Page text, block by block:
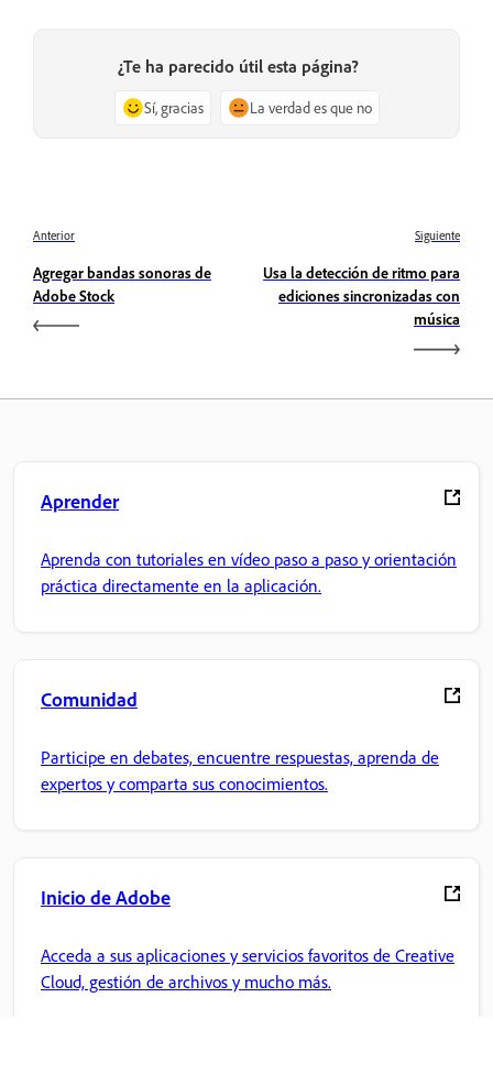
¿Te ha parecido útil esta página?
Sí, gracias La verdad es que no
Anterior
Agregar bandas sonoras de
Adobe Stock
Siguiente
Usa la detección de ritmo para
ediciones sincronizadas con
música
Aprender
Aprenda con tutoriales en vídeo paso a paso y orientación
práctica directamente en la aplicación.
Comunidad
Participe en debates, encuentre respuestas, aprenda de
expertos y comparta sus conocimientos.
Inicio de Adobe
Acceda a sus aplicaciones y servicios favoritos de Creative
Cloud, gestión de archivos y mucho más.